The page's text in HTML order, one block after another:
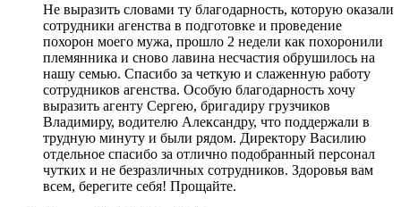
Не выразить словами ту благодарность, которую оказали
сотрудники агенства в подготовке и проведение
похорон моего мужа, прошло 2 недели как похоронили
племянника и сново лавина несчастия обрушилось на
нашу семью. Спасибо за четкую и слаженную работу
сотрудников агенства. Особую благодарность хочу
выразить агенту Сергею, бригадиру грузчиков
Владимиру, водителю Александру, что поддержали в
трудную минуту и были рядом. Директору Василию
отдельное спасибо за отлично подобранный персонал
чутких и не безразличных сотрудников. Здоровья вам
всем, берегите себя! Прощайте.